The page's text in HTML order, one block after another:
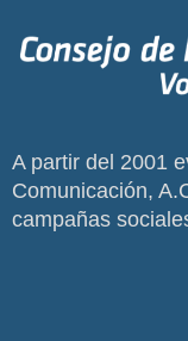
A partir del 2001
Comunicación,
campañas